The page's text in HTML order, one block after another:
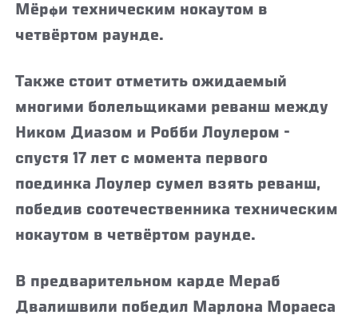
Мёрфи техническим нокаутом в
четвёртом раунде.
Также стоит отметить ожидаемый
многими болельщиками реванш между
Ником Диазом и Робби Лоулером -
спустя 17 лет с момента первого
поединка Лоулер сумел взять реванш,
победив соотечественника техническим
нокаутом в четвёртом раунде.
В предварительном карде Мераб
Двалишвили победил Марлона Мораеса